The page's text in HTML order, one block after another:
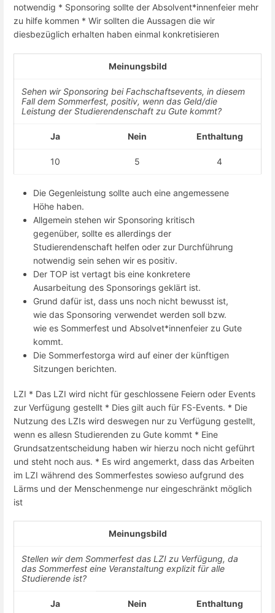
notwendig * Sponsoring sollte der Absolvent*innenfeier mehr
zu hilfe kommen * Wir sollten die Aussagen die wir
diesbezüglich erhalten haben einmal konkretisieren
Meinungsbild
Sehen wir Sponsoring bei Fachschaftsevents, in diesem
Fall dem Sommerfest, positiv, wenn das Geld/die
Leistung der Studierendenschaft zu Gute kommt?
Ja Nein Enthaltung
10 5 4
Die Gegenleistung sollte auch eine angemessene
Höhe haben.
Allgemein stehen wir Sponsoring kritisch
gegenüber, sollte es allerdings der
Studierendenschaft helfen oder zur Durchführung
notwendig sein sehen wir es positiv.
Der TOP ist vertagt bis eine konkretere
Ausarbeitung des Sponsorings geklärt ist.
Grund dafür ist, dass uns noch nicht bewusst ist,
wie das Sponsoring verwendet werden soll bzw.
wie es Sommerfest und Absolvet*innenfeier zu Gute
kommt.
Die Sommerfestorga wird auf einer der künftigen
Sitzungen berichten.
LZI * Das LZI wird nicht für geschlossene Feiern oder Events
zur Verfügung gestellt * Dies gilt auch für FS-Events. * Die
Nutzung des LZIs wird deswegen nur zu Verfügung gestellt,
wenn es allesn Studierenden zu Gute kommt * Eine
Grundsatzentscheidung haben wir hierzu noch nicht geführt
und steht noch aus. * Es wird angemerkt, dass das Arbeiten
im LZI während des Sommerfestes sowieso aufgrund des
Lärms und der Menschenmenge nur eingeschränkt möglich
ist
Meinungsbild
Stellen wir dem Sommerfest das LZI zu Verfügung, da
das Sommerfest eine Veranstaltung explizit für alle
Studierende ist?
Ja Nein Enthaltung